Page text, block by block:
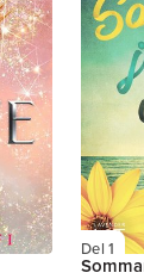
Del 1